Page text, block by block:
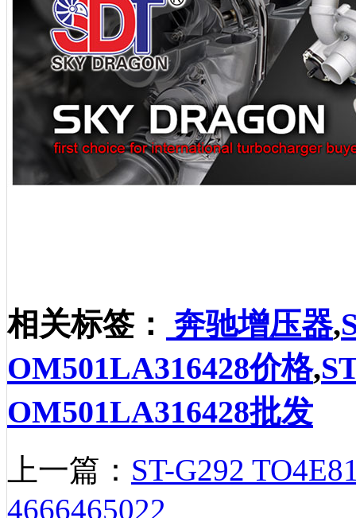
相关标签： 奔驰增压器,
OM501LA316428价格,
OM501LA316428批发
上一篇： ST-G292
4666465022